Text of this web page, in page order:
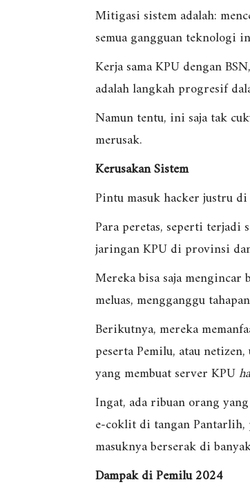
Mitigasi sistem adalah:
semua gangguan teknologi
Kerja sama KPU dengan
adalah langkah progresif
Namun tentu, ini saja tak
merusak.
Kerusakan Sistem
Pintu masuk hacker justru
Para peretas, seperti terjadi
jaringan KPU di provinsi
Mereka bisa saja
meluas, mengganggu
Berikutnya, mereka
peserta Pemilu, atau
yang membuat server KPU
Ingat, ada ribuan orang
e-coklit di tangan Pantarlih,
masuknya berserak di
Dampak di Pemilu 2024